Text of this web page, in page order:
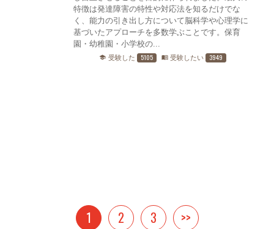
特徴は発達障害の特性や対応法を知るだけでな
く、能力の引き出し方について脳科学や心理学に
基づいたアプローチを多数学ぶことです。保育
園・幼稚園・小学校の...
school 受験した 5105 menu_book 受験したい 3949
1 2 3 >>